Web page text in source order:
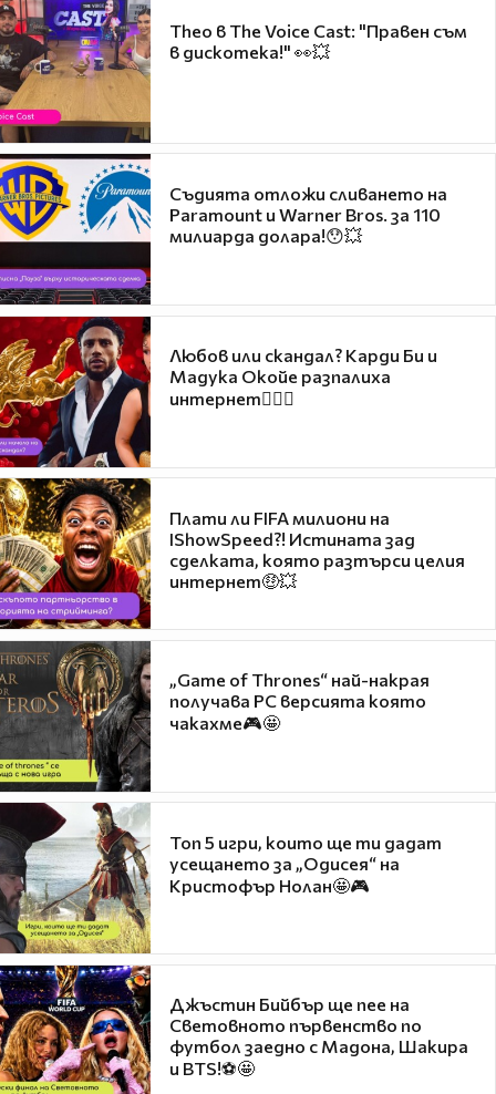
Theo в The Voice Cast: "Правен съм
в дискотека!" 👀💥
Съдията отложи сливането на
Paramount и Warner Bros. за 110
милиарда долара!😯💥
Любов или скандал? Карди Би и
Мадука Окойе разпалиха
интернет❤️‍🔥🔥
Плати ли FIFA милиони на
IShowSpeed?! Истината зад
сделката, която разтърси целия
интернет🤑💥
„Game of Thrones“ най-накрая
получава PC версията която
чакахме🎮🤩
Топ 5 игри, които ще ти дадат
усещането за „Одисея“ на
Кристофър Нолан🤩🎮
Джъстин Бийбър ще пее на
Световното първенство по
футбол заедно с Мадона, Шакира
и BTS!⚽🤩